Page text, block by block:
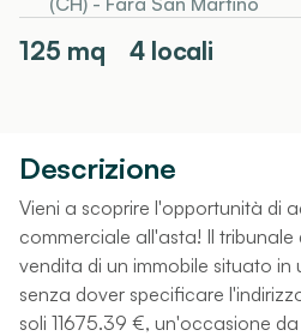
125 mq
4 locali
Descrizione
Vieni a scoprire l'opportunità di
commerciale all'asta! Il tribunale
vendita di un immobile situato
senza dover specificare
soli 11675.39 €, un'occasione